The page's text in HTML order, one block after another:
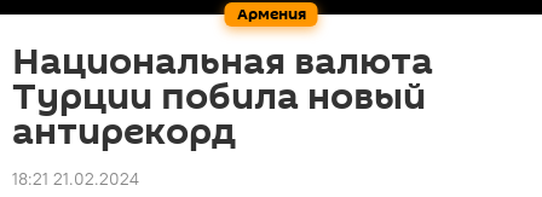
Армения
Национальная валюта
Турции побила новый
антирекорд
18:21 21.02.2024